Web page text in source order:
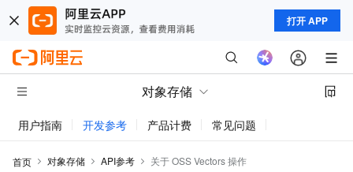
打开 APP
对象存储
用户指南 开发参考 产品计费 常见问题
首页 对象存储 API参考 关于 OSS Vectors 操作